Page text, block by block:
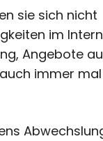
sie sich nicht
im
Angebote
immer mal